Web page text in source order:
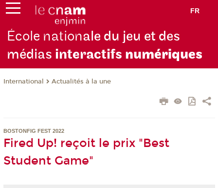
FR
École nationale du jeu et des
médias interactifs numériques
International Actualités à la une
BOSTONFIG FEST 2022
Fired Up! reçoit le prix "Best
Student Game"